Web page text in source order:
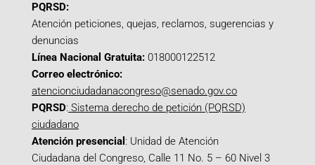
PQRSD:
Atención peticiones, quejas, reclamos, sugerencias y
denuncias
Línea Nacional Gratuita: 018000122512
Correo electrónico:
atencionciudadanacongreso@senado.gov.co
PQRSD: Sistema derecho de petición (PQRSD)
ciudadano
Atención presencial : Unidad de Atención
Ciudadana del Congreso, Calle 11 No. 5 – 60 Nivel 3